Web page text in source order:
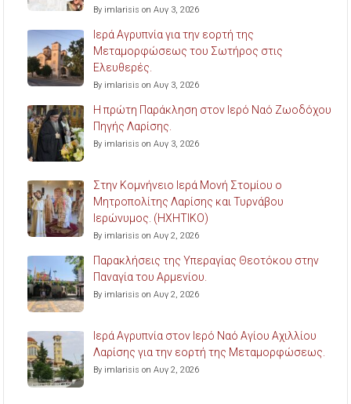
By imlarisis on Αυγ 3, 2026
Ιερά Αγρυπνία για την εορτή της
Μεταμορφώσεως του Σωτήρος στις
Ελευθερές.
By imlarisis on Αυγ 3, 2026
Η πρώτη Παράκληση στον Ιερό Ναό Ζωοδόχου
Πηγής Λαρίσης.
By imlarisis on Αυγ 3, 2026
Στην Κομνήνειο Ιερά Μονή Στομίου ο
Μητροπολίτης Λαρίσης και Τυρνάβου
Ιερώνυμος. (ΗΧΗΤΙΚΟ)
By imlarisis on Αυγ 2, 2026
Παρακλήσεις της Υπεραγίας Θεοτόκου στην
Παναγία του Αρμενίου.
By imlarisis on Αυγ 2, 2026
Ιερά Αγρυπνία στον Ιερό Ναό Αγίου Αχιλλίου
Λαρίσης για την εορτή της Μεταμορφώσεως.
By imlarisis on Αυγ 2, 2026